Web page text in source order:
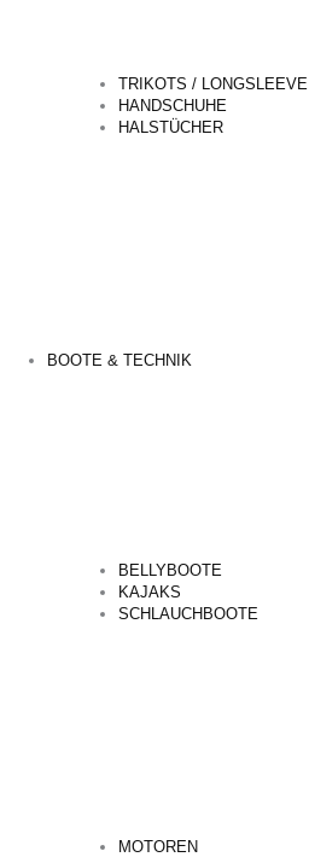
TRIKOTS / LONGSLEEVE
HANDSCHUHE
HALSTÜCHER
BOOTE & TECHNIK
BELLYBOOTE
KAJAKS
SCHLAUCHBOOTE
MOTOREN